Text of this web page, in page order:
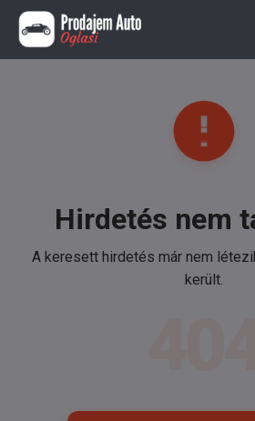
Hirdetés nem
A keresett hirdetés már nem
került.